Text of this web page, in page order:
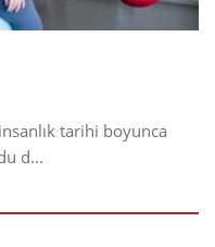
tarihi boyunca
d...